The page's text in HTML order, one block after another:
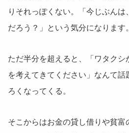
りそれっぽくない。「今じぶん
だろう？」という気分になります。
ただ半分を超えると、「ワタク
を考えてきてください」なんて話
ろくなってくる。
そこからはお金の貸し借りや貧富